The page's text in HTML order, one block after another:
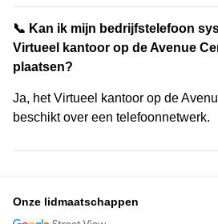
📞 Kan ik mijn bedrijfstelefoon
Virtueel kantoor op de Avenue
plaatsen?
Ja, het Virtueel kantoor op de
beschikt over een telefoonnetwerk.
Onze lidmaatschappen